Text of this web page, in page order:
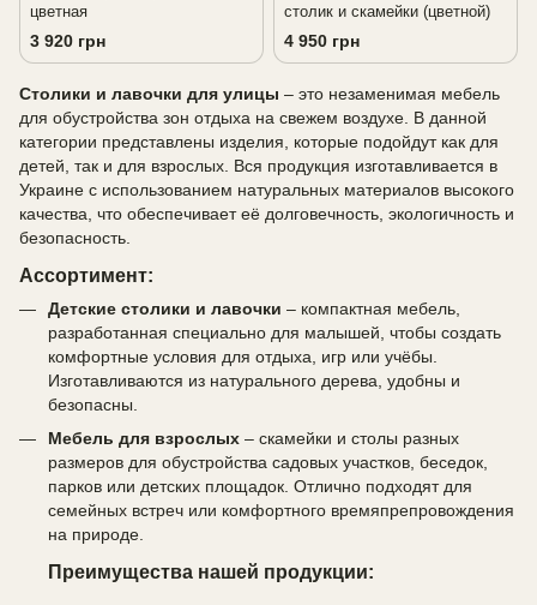
цветная
3 920 грн
столик и скамейки (цветной)
4 950 грн
Столики и лавочки для улицы – это незаменимая мебель
для обустройства зон отдыха на свежем воздухе. В данной
категории представлены изделия, которые подойдут как для
детей, так и для взрослых. Вся продукция изготавливается в
Украине с использованием натуральных материалов высокого
качества, что обеспечивает её долговечность, экологичность и
безопасность.
Ассортимент:
Детские столики и лавочки – компактная мебель,
разработанная специально для малышей, чтобы создать
комфортные условия для отдыха, игр или учёбы.
Изготавливаются из натурального дерева, удобны и
безопасны.
Мебель для взрослых – скамейки и столы разных
размеров для обустройства садовых участков, беседок,
парков или детских площадок. Отлично подходят для
семейных встреч или комфортного времяпрепровождения
на природе.
Преимущества нашей продукции: